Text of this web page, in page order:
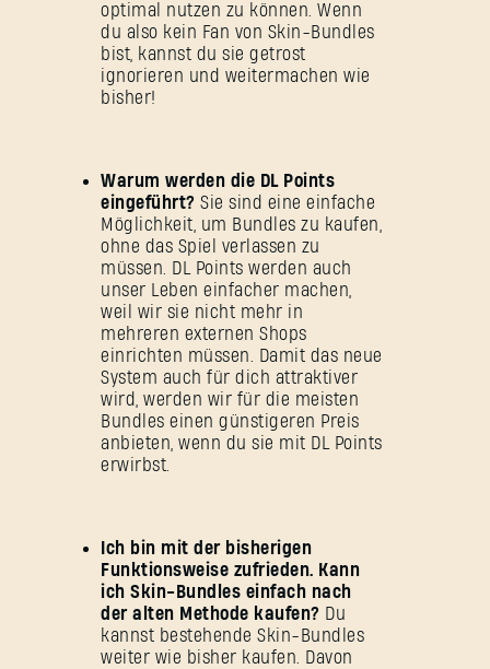
optimal nutzen zu können. Wenn
du also kein Fan von Skin-Bundles
bist, kannst du sie getrost
ignorieren und weitermachen wie
bisher!
Warum werden die DL Points
eingeführt? Sie sind eine einfache
Möglichkeit, um Bundles zu kaufen,
ohne das Spiel verlassen zu
müssen. DL Points werden auch
unser Leben einfacher machen,
weil wir sie nicht mehr in
mehreren externen Shops
einrichten müssen. Damit das neue
System auch für dich attraktiver
wird, werden wir für die meisten
Bundles einen günstigeren Preis
anbieten, wenn du sie mit DL Points
erwirbst.
Ich bin mit der bisherigen
Funktionsweise zufrieden. Kann
ich Skin-Bundles einfach nach
der alten Methode kaufen? Du
kannst bestehende Skin-Bundles
weiter wie bisher kaufen. Davon